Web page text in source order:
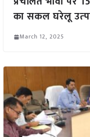
का सकल घरेलू
March 12, 2025